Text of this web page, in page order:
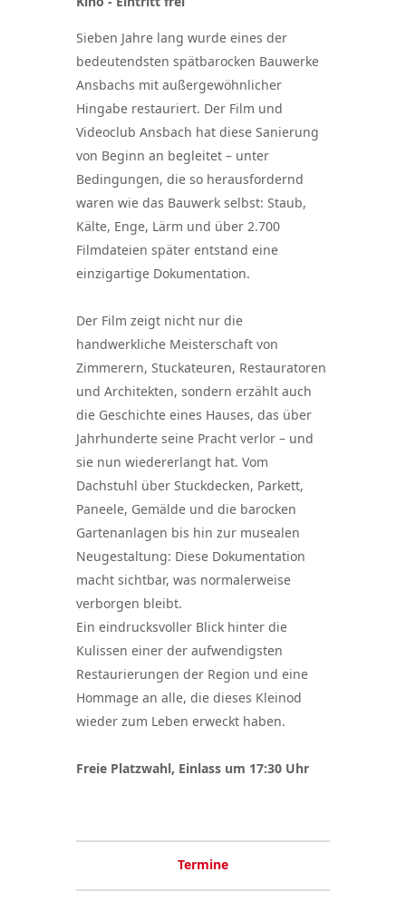
Sieben Jahre lang wurde eines der
bedeutendsten spätbarocken Bauwerke
Ansbachs mit außergewöhnlicher
Hingabe restauriert. Der Film und
Videoclub Ansbach hat diese Sanierung
von Beginn an begleitet – unter
Bedingungen, die so herausfordernd
waren wie das Bauwerk selbst: Staub,
Kälte, Enge, Lärm und über 2.700
Filmdateien später entstand eine
einzigartige Dokumentation.
Der Film zeigt nicht nur die
handwerkliche Meisterschaft von
Zimmerern, Stuckateuren, Restauratoren
und Architekten, sondern erzählt auch
die Geschichte eines Hauses, das über
Jahrhunderte seine Pracht verlor – und
sie nun wiedererlangt hat. Vom
Dachstuhl über Stuckdecken, Parkett,
Paneele, Gemälde und die barocken
Gartenanlagen bis hin zur musealen
Neugestaltung: Diese Dokumentation
macht sichtbar, was normalerweise
verborgen bleibt.
Ein eindrucksvoller Blick hinter die
Kulissen einer der aufwendigsten
Restaurierungen der Region und eine
Hommage an alle, die dieses Kleinod
wieder zum Leben erweckt haben.
Freie Platzwahl, Einlass um 17:30 Uhr
Termine